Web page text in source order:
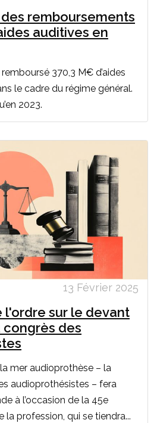
remboursements
auditives en
370,3 M€ d’aides
le cadre du régime général.
2023.
13 Février 2025
l'ordre sur le devant
congrès des
mer audioprothèse – la
audioprothésistes – fera
à l’occasion de la 45e
la profession, qui se tiendra...